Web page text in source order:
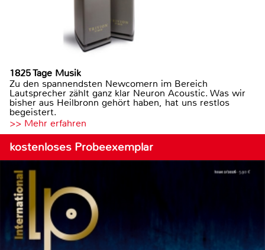
1825 Tage Musik
Zu den spannendsten Newcomern im Bereich
Lautsprecher zählt ganz klar Neuron Acoustic. Was wir
bisher aus Heilbronn gehört haben, hat uns restlos
begeistert.
>> Mehr erfahren
kostenloses Probeexemplar